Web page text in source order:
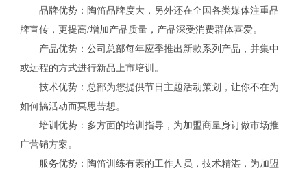
品牌优势：陶笛品牌度大，另外还在全国各类媒体注重品
牌宣传，更提高/增加产品质量，产品深受消费群体喜爱。
产品优势：公司总部每年应季推出新款系列产品，并集中
或远程的方式进行新品上市培训。
技术优势：总部为您提供节日主题活动策划，让你不在为
如何搞活动而冥思苦想。
培训优势：多方面的培训指导，为加盟商量身订做市场推
广营销方案。
服务优势：陶笛训练有素的工作人员，技术精湛，为加盟